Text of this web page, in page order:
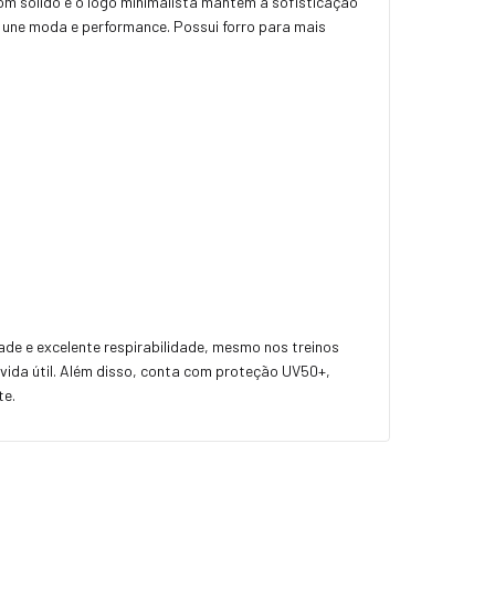
moda e performance. Possui forro para mais
e excelente respirabilidade, mesmo nos treinos
útil. Além disso, conta com proteção UV50+,